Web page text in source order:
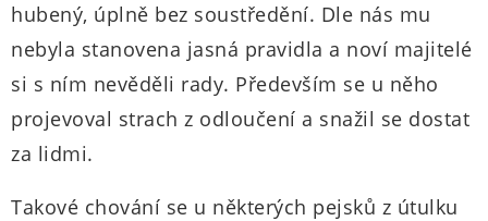
hubený, úplně bez soustředění. Dle nás mu
nebyla stanovena jasná pravidla a noví majitelé
si s ním nevěděli rady. Především se u něho
projevoval strach z odloučení a snažil se dostat
za lidmi.
Takové chování se u některých pejsků z útulku